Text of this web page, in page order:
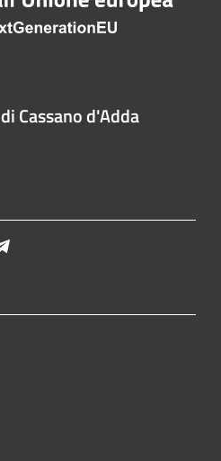
Cassano d'Adda